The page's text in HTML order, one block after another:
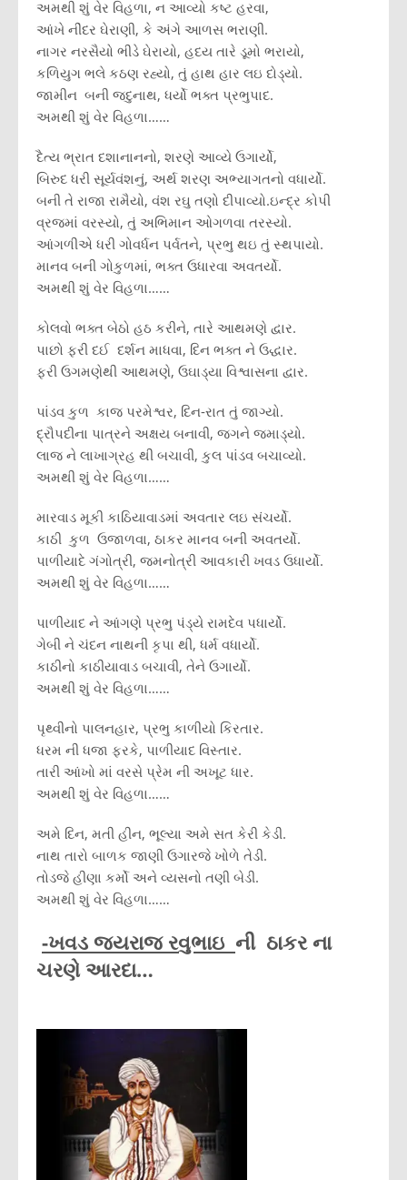
અમથી શું વેર વિહળા, ન આવ્યો કષ્ટ હરવા,
આંખે નીંદર ઘેરાણી, કે અંગે આળસ ભરાણી.
નાગર નરસૈયો ભીડે ઘેરાયો, હદય તારે ડૂમો ભરાયો,
કળિયુગ ભલે કઠણ રહ્યો, તું હાથ હાર લઇ દોડ્યો.
જામીન બની જદુનાથ, ધર્યો ભક્ત પ્રભુપાદ.
અમથી શું વેર વિહળા……
દૈત્ય ભ્રાત દશાનાનનો, શરણે આવ્યે ઉગાર્યો,
બિરુદ ધરી સૂર્યવંશનું, અર્થ શરણ અભ્યાગતનો વધાર્યો.
બની તે રાજા રામૈયો, વંશ રઘુ તણો દીપાવ્યો.ઇન્દ્ર કોપી
વ્રજમાં વરસ્યો, તું અભિમાન ઓગળવા તરસ્યો.
આંગળીએ ધરી ગોવર્ધન પર્વતને, પ્રભુ થઇ તું સ્થપાયો.
માનવ બની ગોકુળમાં, ભક્ત ઉધારવા અવતર્યો.
અમથી શું વેર વિહળા……
કોલવો ભક્ત બેઠો હઠ કરીને, તારે આથમણે દ્વાર.
પાછો ફરી દઈ દર્શન માધવા, દિન ભક્ત ને ઉદ્ધાર.
ફરી ઉગમણેથી આથમણે, ઉઘાડ્યા વિશ્વાસના દ્વાર.
પાંડવ કુળ કાજ પરમેશ્વર, દિન-રાત તું જાગ્યો.
દ્રૌપદીના પાત્રને અક્ષય બનાવી, જગને જમાડ્યો.
લાજ ને લાખાગ્રહ થી બચાવી, કુલ પાંડવ બચાવ્યો.
અમથી શું વેર વિહળા……
મારવાડ મૂકી કાઠિયાવાડમાં અવતાર લઇ સંચર્યો.
કાઠી કુળ ઉજાળવા, ઠાકર માનવ બની અવતર્યો.
પાળીયાદે ગંગોત્રી, જમનોત્રી આવકારી ખવડ ઉધાર્યો.
અમથી શું વેર વિહળા……
પાળીયાદ ને આંગણે પ્રભુ પંડ્યે રામદેવ પધાર્યો.
ગેબી ને ચંદન નાથની કૃપા થી, ધર્મ વધાર્યો.
કાઠીનો કાઠીયાવાડ બચાવી, તેને ઉગાર્યો.
અમથી શું વેર વિહળા……
પૃથ્વીનો પાલનહાર, પ્રભુ કાળીયો કિરતાર.
ધરમ ની ધજા ફરકે, પાળીયાદ વિસ્તાર.
તારી આંખો માં વરસે પ્રેમ ની અખૂટ ધાર.
અમથી શું વેર વિહળા……
અમે દિન, મતી હીન, ભૂલ્યા અમે સત કેરી કેડી.
નાથ તારો બાળક જાણી ઉગારજે ખોળે તેડી.
તોડજે હીણા કર્મો અને વ્યસનો તણી બેડી.
અમથી શું વેર વિહળા……
-ખવડ જયરાજ રવુભાઇ ની ઠાકર ના
ચરણે આરદા…